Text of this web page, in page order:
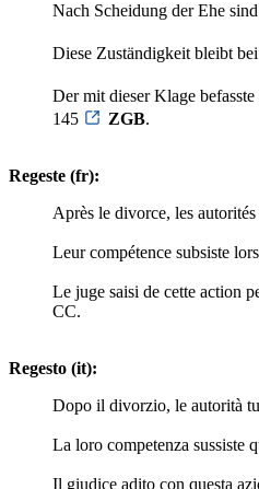
Nach Scheidung der Ehe
Diese Zuständigkeit bleibt
Der mit dieser Klage
145
ZGB.
Regeste (fr):
Après le divorce, les
Leur compétence subsiste
Le juge saisi de cette action
CC.
Regesto (it):
Dopo il divorzio, le autorità
La loro competenza sussiste
Il giudice adito con questa